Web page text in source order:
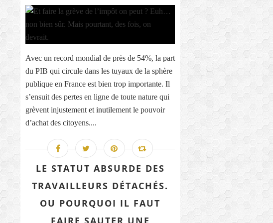
Avec un record mondial de près de 54%, la part
du PIB qui circule dans les tuyaux de la sphère
publique en France est bien trop importante. Il
s’ensuit des pertes en ligne de toute nature qui
grèvent injustement et inutilement le pouvoir
d’achat des citoyens....
LE STATUT ABSURDE DES
TRAVAILLEURS DÉTACHÉS.
OU POURQUOI IL FAUT
FAIRE SAUTER UNE